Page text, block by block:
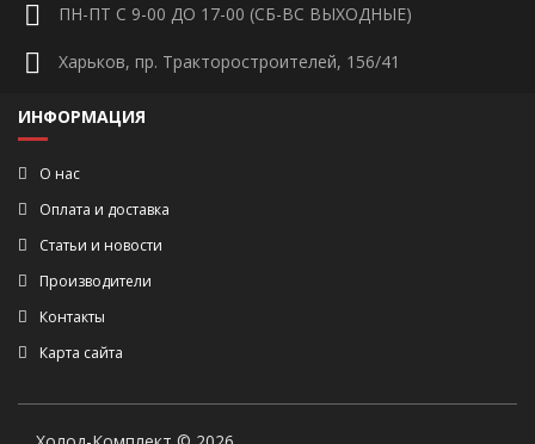
ПН-ПТ С 9-00 ДО 17-00 (СБ-ВС ВЫХОДНЫЕ)
Харьков, пр. Тракторостроителей, 156/41
ИНФОРМАЦИЯ
О нас
Оплата и доставка
Статьи и новости
Производители
Контакты
Карта сайта